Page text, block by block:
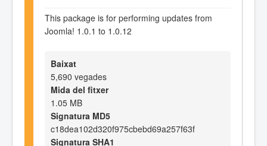
This package is for performing updates from
Joomla! 1.0.1 to 1.0.12
Baixat
5,690 vegades
Mida del fitxer
1.05 MB
Signatura MD5
c18dea102d320f975cbebd69a257f63f
Signatura SHA1